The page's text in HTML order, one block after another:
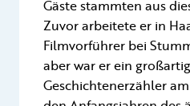
Gäste stammten aus
Zuvor arbeitete er in
Filmvorführer bei
aber war er ein
Geschichtenerzähler